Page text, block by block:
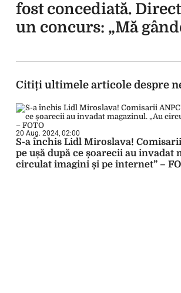
fost concediată.
un concurs: „Mă
Citiți ultimele articole despre
20 Aug. 2024, 02:00
S-a închis Lidl Miroslava!
pe ușă după ce șoarecii au invadat
circulat imagini și pe internet” –